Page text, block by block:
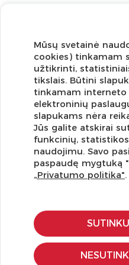
Užsisakykite
pasiūlymus!
KLIENTŲ APTARNAVIMAS
Pirkimo – pardavimo taisyklės
Pristatymas ir grąžinimas
Mūsų svetainė
cookies) tinkamam
užtikrinti,
tikslais. Būtini
tinkamam interneto
elektroninių
slapukams nėra
Jūs galite atskirai
funkcinių,
naudojimu. Savo
paspaudę mygtuką
„Privatumo politika".